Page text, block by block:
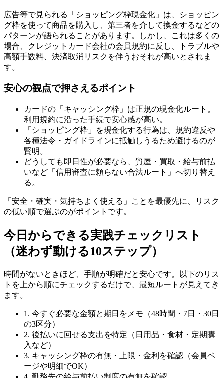
広告等で見られる「ショッピング枠現金化」は、ショッピン
グ枠を使って商品を購入し、第三者を介して換金するなどの
パターンが語られることがあります。しかし、これは多くの
場合、クレジットカード会社の会員規約に反し、トラブルや
高額手数料、決済取消リスクを伴うおそれが高いとされま
す。
安心の観点で押さえるポイント
カードの「キャッシング枠」は正規の現金化ルート。
利用規約に沿った手続で安心感が高い。
「ショッピング枠」を現金化する行為は、規約違反や
各種法令・ガイドラインに抵触しうるため避けるのが
賢明。
どうしても即日性が必要なら、質屋・買取・給与前払
いなど「信用審査に頼らない合法ルート」へ切り替え
る。
「安全・確実・気持ちよく使える」ことを最優先に、リスク
の低い順で選ぶのがポイントです。
今日からできる実践チェックリスト
（迷わず動ける10ステップ）
時間がないときほど、手順が明確だと安心です。以下のリス
トを上から順にチェックするだけで、最短ルートが見えてき
ます。
1. 今すぐ必要な金額と期日をメモ（48時間・7日・30日
の3区分）
2. 後払いに回せる支出を特定（日用品・食材・定期購
入など）
3. キャッシング枠の有無・上限・金利を確認（会員ペ
ージや明細でOK）
4. 勤務先の給与前払い制度の有無を確認